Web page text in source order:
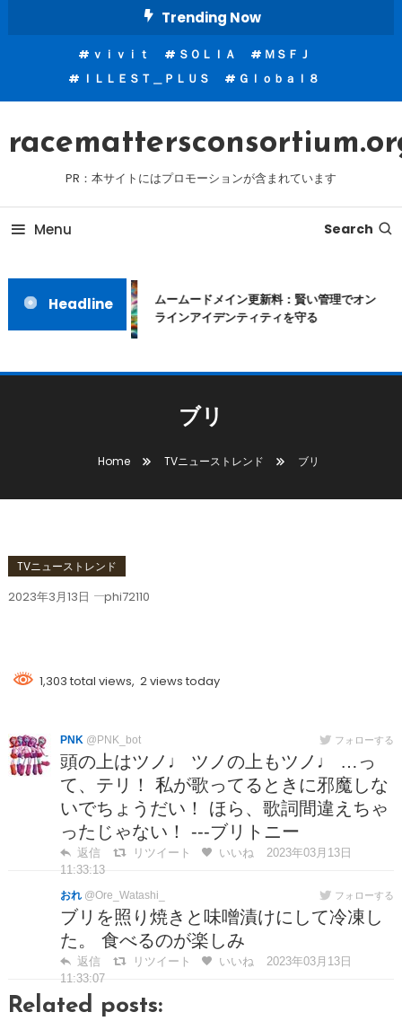
Trending Now
ｖｉｖｉｔ ＳＯＬＩＡ
ＭＳＦＪ
ＩＬＬＥＳＴ＿ＰＬＵＳ
Ｇｌｏｂａｌ８
PR：本サイトにはプロモーションが含まれています
Menu Search
Headline
ムームードメイン更新料：賢い管理でオン
ラインアイデンティティを守る
ブリ
Home TVニューストレンド ブリ
TVニューストレンド
2023年3月13日 phi72110
1,303 total views, 2 views today
PNK @PNK_bot フォローする
頭の上はツノ♩ ツノの上もツノ♩ …っ
て、テリ！ 私が歌ってるときに邪魔しな
いでちょうだい！ ほら、歌詞間違えちゃ
ったじゃない！ ---ブリトニー
返信 リツイート いいね
2023年03月13日
11:33:13
おれ @Ore_Watashi_ フォローする
ブリを照り焼きと味噌漬けにして冷凍し
た。 食べるのが楽しみ
返信 リツイート いいね
2023年03月13日
11:33:07
Related posts: